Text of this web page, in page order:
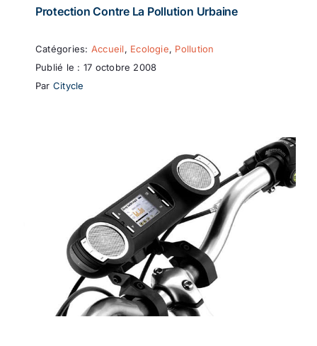
Protection Contre La Pollution Urbaine
Catégories: Accueil, Ecologie, Pollution
Publié le : 17 octobre 2008
Par Citycle